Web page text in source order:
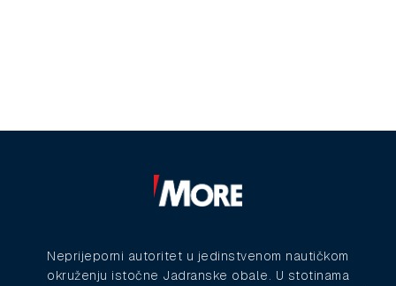
Neprijeporni autoritet u jedinstvenom nautičkom
okruženju istočne Jadranske obale. U stotinama